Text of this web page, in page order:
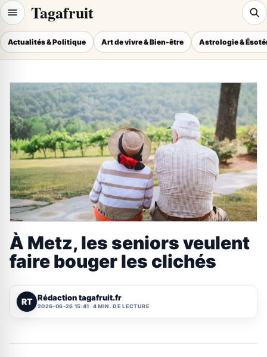
Tagafruit
Actualités & Politique Art de vivre & Bien-être Astrologie &
À Metz, les seniors veulent
faire bouger les clichés
RT Rédaction tagafruit.fr
2026-06-26 15:41 4 MIN. DE LECTURE